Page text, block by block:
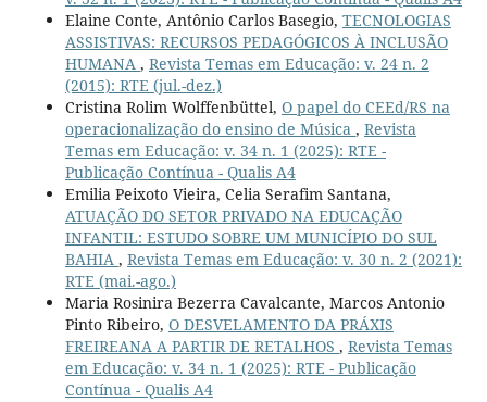
Elaine Conte, Antônio Carlos Basegio, TECNOLOGIAS
ASSISTIVAS: RECURSOS PEDAGÓGICOS À INCLUSÃO
HUMANA , Revista Temas em Educação: v. 24 n. 2
(2015): RTE (jul.-dez.)
Cristina Rolim Wolffenbüttel, O papel do CEEd/RS na
operacionalização do ensino de Música , Revista
Temas em Educação: v. 34 n. 1 (2025): RTE -
Publicação Contínua - Qualis A4
Emilia Peixoto Vieira, Celia Serafim Santana,
ATUAÇÃO DO SETOR PRIVADO NA EDUCAÇÃO
INFANTIL: ESTUDO SOBRE UM MUNICÍPIO DO SUL
BAHIA , Revista Temas em Educação: v. 30 n. 2 (2021):
RTE (mai.-ago.)
Maria Rosinira Bezerra Cavalcante, Marcos Antonio
Pinto Ribeiro, O DESVELAMENTO DA PRÁXIS
FREIREANA A PARTIR DE RETALHOS , Revista Temas
em Educação: v. 34 n. 1 (2025): RTE - Publicação
Contínua - Qualis A4